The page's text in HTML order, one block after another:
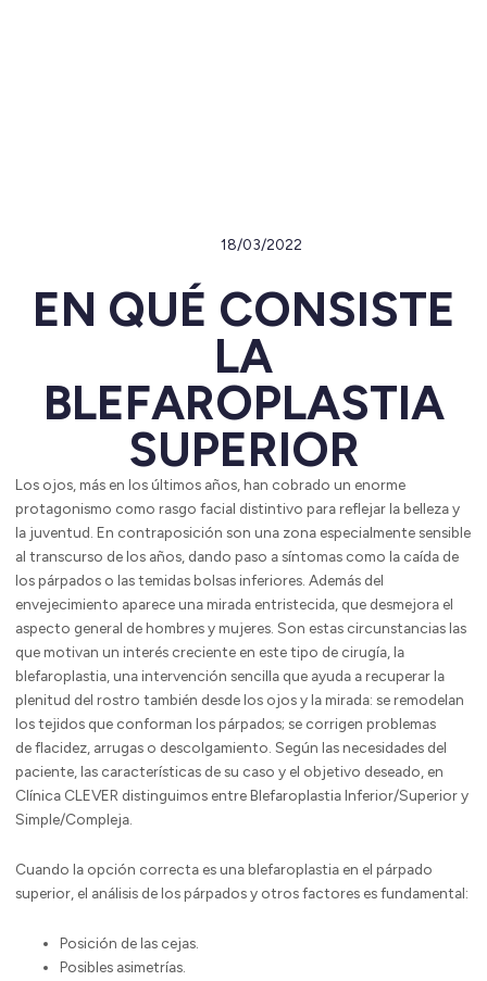
18/03/2022
EN QUÉ CONSISTE
LA
BLEFAROPLASTIA
SUPERIOR
Los ojos, más en los últimos años, han cobrado un enorme
protagonismo como rasgo facial distintivo para reflejar la belleza y
la juventud. En contraposición son una zona especialmente sensible
al transcurso de los años, dando paso a síntomas como la caída de
los párpados o las temidas bolsas inferiores. Además del
envejecimiento aparece una mirada entristecida, que desmejora el
aspecto general de hombres y mujeres. Son estas circunstancias las
que motivan un interés creciente en este tipo de cirugía, la
blefaroplastia, una intervención sencilla que ayuda a recuperar la
plenitud del rostro también desde los ojos y la mirada: se remodelan
los tejidos que conforman los párpados; se corrigen problemas
de flacidez, arrugas o descolgamiento. Según las necesidades del
paciente, las características de su caso y el objetivo deseado, en
Clínica CLEVER distinguimos entre Blefaroplastia Inferior/Superior y
Simple/Compleja.
Cuando la opción correcta es una blefaroplastia en el párpado
superior, el análisis de los párpados y otros factores es fundamental:
Posición de las cejas.
Posibles asimetrías.